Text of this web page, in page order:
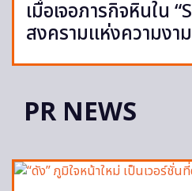
เมื่อเจอภารกิจหินใน
สงครามแห่งความงา
PR NEWS